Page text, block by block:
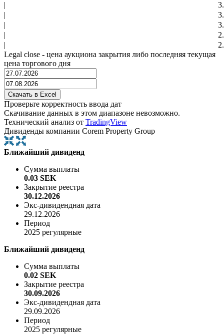
|
|
|
|
|
Legal close - цена аукциона закрытия либо последняя текущая
цена торгового дня
Проверьте корректность ввода дат
Скачивание данных в этом диапазоне невозможно.
Технический анализ от TradingView
Дивиденды компании Corem Property Group
Ближайший дивиденд
Сумма выплаты
0.03 SEK
Закрытие реестра
30.12.2026
Экс-дивидендная дата
29.12.2026
Период
2025 регулярные
Ближайший дивиденд
Сумма выплаты
0.02 SEK
Закрытие реестра
30.09.2026
Экс-дивидендная дата
29.09.2026
Период
2025 регулярные